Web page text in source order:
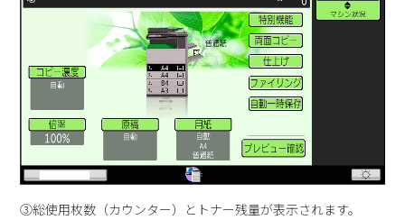
③総使用枚数（カウンター）とトナー残量が表示されます。